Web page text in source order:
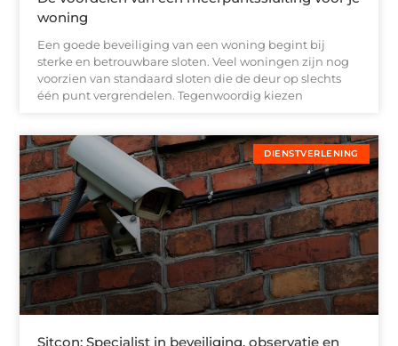
woning
Een goede beveiliging van een woning begint bij
sterke en betrouwbare sloten. Veel woningen zijn nog
voorzien van standaard sloten die de deur op slechts
één punt vergrendelen. Tegenwoordig kiezen
DIENSTVERLENING
Sitcon: Specialist in beveiliging, observatie en